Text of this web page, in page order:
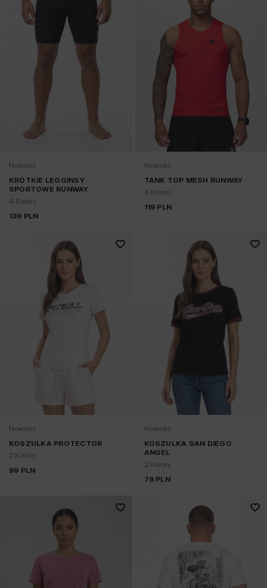
Nowość
KRÓTKIE LEGGINSY
SPORTOWE RUNWAY
4 Kolory
139 PLN
Nowość
TANK TOP MESH RUNWAY
4 Kolory
119 PLN
Nowość
KOSZULKA PROTECTOR
2 Kolory
99 PLN
Nowość
KOSZULKA SAN DIEGO
ANGEL
2 Kolory
79 PLN